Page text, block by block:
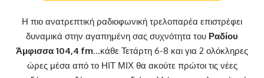
Η πιο ανατρεπτική ραδιοφωνική τρελοπαρέα επιστρέφει
δυναμικά στην αγαπημένη σας συχνότητα του Ραδίου
Άμφισσα 104,4 fm…κάθε Τετάρτη 6-8 και για 2 ολόκληρες
ώρες μέσα από το ΗΙΤ ΜΙΧ θα ακούτε πρώτοι τις νέες